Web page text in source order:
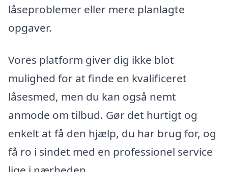
låseproblemer eller mere planlagte
opgaver.
Vores platform giver dig ikke blot
mulighed for at finde en kvalificeret
låsesmed, men du kan også nemt
anmode om tilbud. Gør det hurtigt og
enkelt at få den hjælp, du har brug for, og
få ro i sindet med en professionel service